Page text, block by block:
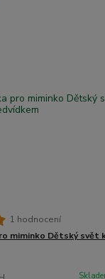
1 hodnocení
miminko Dětský svět